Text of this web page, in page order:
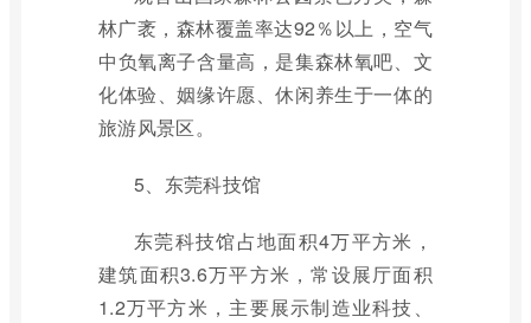
林广袤，森林覆盖率达92％以上，空气
中负氧离子含量高，是集森林氧吧、文
化体验、姻缘许愿、休闲养生于一体的
旅游风景区。
5、东莞科技馆
东莞科技馆占地面积4万平方米，
建筑面积3.6万平方米，常设展厅面积
1.2万平方米，主要展示制造业科技、